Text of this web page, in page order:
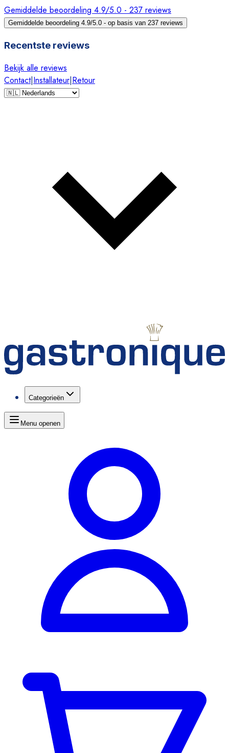
Gemiddelde beoordeling 4.9/5.0 - 237 reviews
Gemiddelde beoordeling 4.9/5.0 - op basis van 237 reviews
Recentste reviews
Bekijk alle reviews
Contact|Installateur|Retour
Categorieën
Menu openen